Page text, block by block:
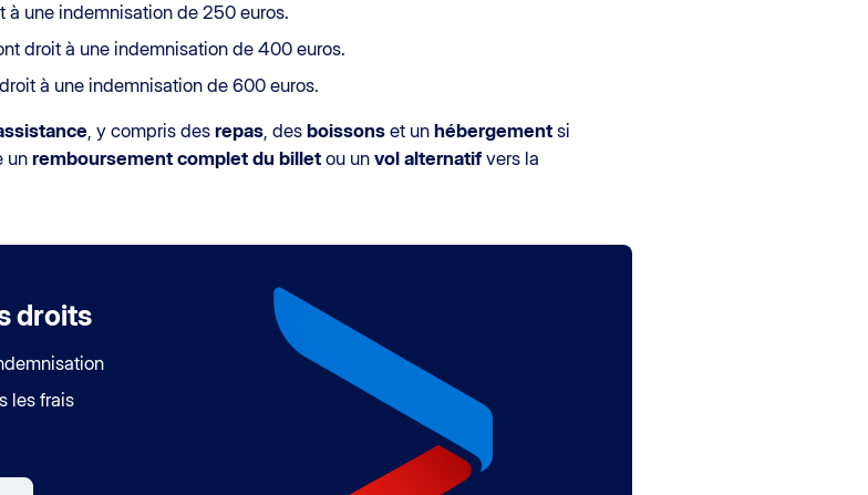
à une indemnisation de 250 euros.
droit à une indemnisation de 400 euros.
à une indemnisation de 600 euros.
, y compris des repas , des boissons et un hébergement si
un remboursement complet du billet ou un vol alternatif vers la
droits
les frais